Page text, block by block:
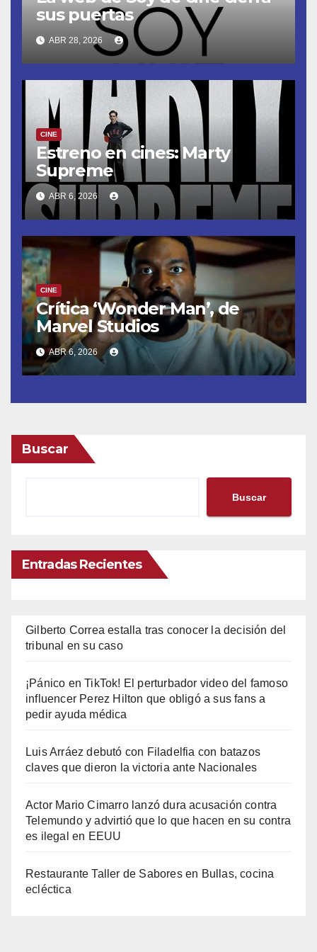
sus puertas
ABR 28, 2026
CINE
Estreno en cines: Marty
Supreme
ABR 6, 2026
CINE
Crítica ‘Wonder Man’, de
Marvel Studios
ABR 6, 2026
Buscar
Buscar
Entradas Recientes
Gilberto Correa estalla tras conocer la decisión del
tribunal en su caso
¡Pánico en TikTok! El perturbador video del famoso
influencer Perez Hilton que obligó a sus fans a
pedir ayuda médica
Luis Arráez debutó con Filadelfia con batazos
claves que dieron la victoria ante Nacionales
Actor Mario Cimarro lanzó dura acusación contra
Telemundo y advirtió que lo que hacen en su contra
es ilegal en EEUU
Restaurante Taller de Sabores en Bullas, cocina
ecléctica